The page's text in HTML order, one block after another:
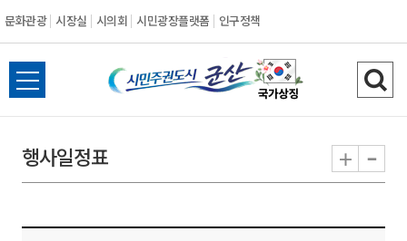
문화관광 시장실 시의회 시민광장플랫폼 인구정책
시
민
전
체
뉴
열
검
색
기
행사일정표 + -